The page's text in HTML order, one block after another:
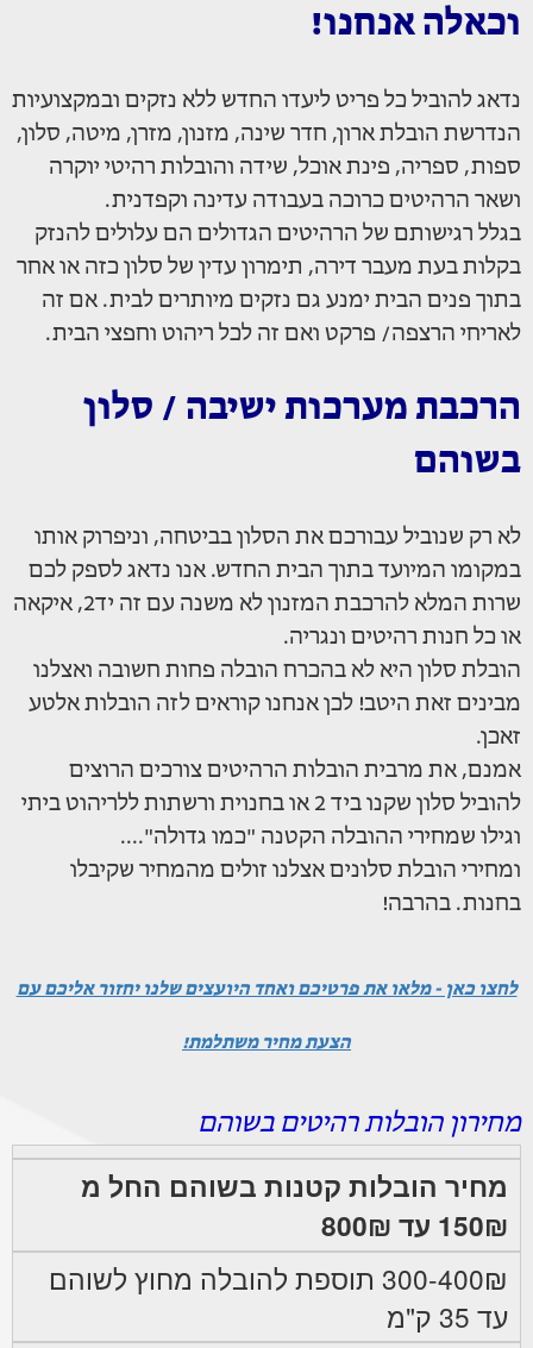
וכאלה אנחנו!
נדאג להוביל כל פריט ליעדו החדש ללא נזקים ובמקצועיות
הנדרשת הובלת ארון, חדר שינה, מזנון, מזרן, מיטה, סלון,
ספות, ספריה, פינת אוכל, שידה והובלות רהיטי יוקרה
ושאר הרהיטים כרוכה בעבודה עדינה וקפדנית.
בגלל רגישותם של הרהיטים הגדולים הם עלולים להנזק
בקלות בעת מעבר דירה, תימרון עדין של סלון כזה או אחר
בתוך פנים הבית ימנע גם נזקים מיותרים לבית. אם זה
לאריחי הרצפה/ פרקט ואם זה לכל ריהוט וחפצי הבית.
הרכבת מערכות ישיבה / סלון
בשוהם
לא רק שנוביל עבורכם את הסלון בביטחה, וניפרוק אותו
במקומו המיועד בתוך הבית החדש. אנו נדאג לספק לכם
שרות המלא להרכבת המזנון לא משנה עם זה יד2, איקאה
או כל חנות רהיטים ונגריה.
הובלת סלון היא לא בהכרח הובלה פחות חשובה ואצלנו
מבינים זאת היטב! לכן אנחנו קוראים לזה הובלות אלטע
זאכן.
אמנם, את מרבית הובלות הרהיטים צורכים הרוצים
להוביל סלון שקנו ביד 2 או בחנוית ורשתות ללריהוט ביתי
וגילו שמחירי ההובלה הקטנה "כמו גדולה"....
ומחירי הובלת סלונים אצלנו זולים מהמחיר שקיבלו
בחנות. בהרבה!
לחצו כאן - מלאו את פרטיכם ואחד היועצים שלנו יחזור אליכם עם
הצעת מחיר משתלמת!
מחירון הובלות רהיטים בשוהם
מחיר הובלות קטנות בשוהם החל מ
150₪ עד 800₪
300-400₪ תוספת להובלה מחוץ לשוהם
עד 35 ק"מ